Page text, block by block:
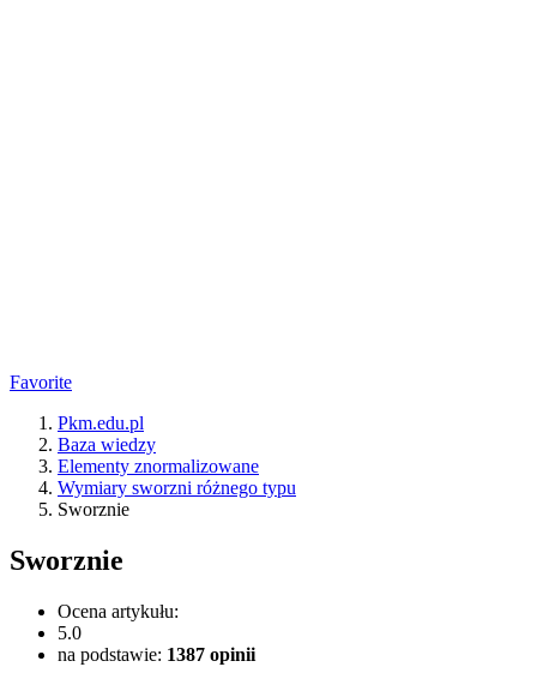
Favorite
Pkm.edu.pl
Baza wiedzy
Elementy znormalizowane
Wymiary sworzni różnego typu
Sworznie
Sworznie
Ocena artykułu:
5.0
na podstawie: 1387 opinii